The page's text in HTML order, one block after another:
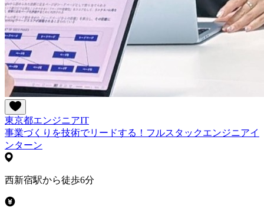
東京都エンジニアIT
事業づくりを技術でリードする！フルスタックエンジニアイ
ンターン
西新宿駅から徒歩6分